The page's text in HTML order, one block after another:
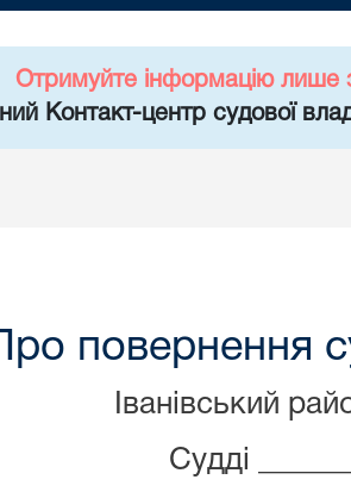
Отримуйте інформацію лише
Контакт-центр судової
повернення
Іванівський
Судді